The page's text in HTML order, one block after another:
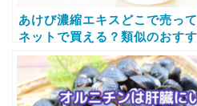
あけび濃縮エキスどこで売っ
ネットで買える？類似のおす
ミ情報などもご紹介します！